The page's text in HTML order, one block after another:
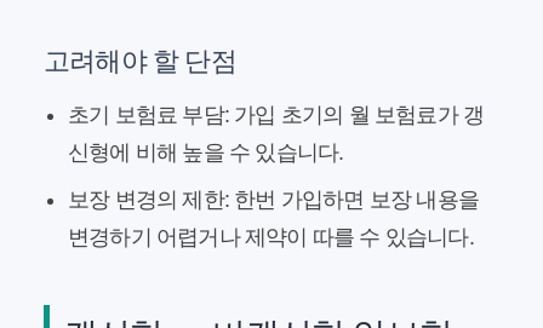
고려해야 할 단점
초기 보험료 부담: 가입 초기의 월 보험료가 갱
신형에 비해 높을 수 있습니다.
보장 변경의 제한: 한번 가입하면 보장 내용을
변경하기 어렵거나 제약이 따를 수 있습니다.